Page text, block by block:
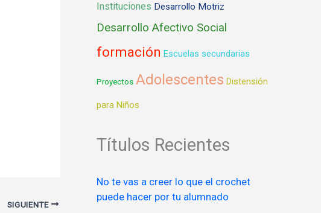
SIGUIENTE
Instituciones Desarrollo Motriz
Desarrollo Afectivo Social
formación Escuelas secundarias
Proyectos Adolescentes Distensión
para Niños
Títulos Recientes
No te vas a creer lo que el crochet
puede hacer por tu alumnado